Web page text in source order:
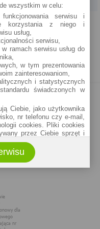
REGULAMIN
ZASADY PLASOWANIA
wszystkim w celu:
funkcjonowania serwisu i
korzystania z niego i
usług,
serwisu,
ramach serwisu usług do
w tym prezentowania
zainteresowaniom,
i statystycznych
świadczonych w
Ciebie, jako użytkownika
nr telefonu czy e-mail,
cookies. Pliki cookies
przez Ciebie sprzęt i
możliwy jest do
każdego użytkownika. Bez
w plikach cookies mogą
w technologii cookies jest
Rankomat Sp. z o. o. Sp.
88, 01 - 141 Warszawa.
skontaktować się z
jak również wyrazić